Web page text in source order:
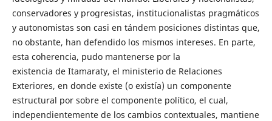
conservadores y progresistas, institucionalistas pragmáticos
y autonomistas son casi en tándem posiciones distintas que,
no obstante, han defendido los mismos intereses. En parte,
esta coherencia, pudo mantenerse por la
existencia de Itamaraty, el ministerio de Relaciones
Exteriores, en donde existe (o existía) un componente
estructural por sobre el componente político, el cual,
independientemente de los cambios contextuales, mantiene